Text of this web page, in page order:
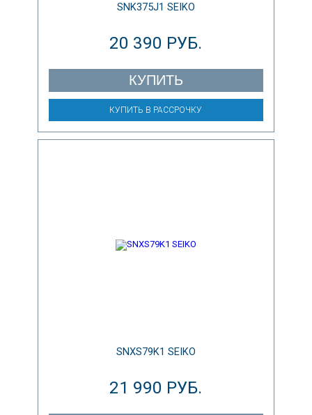
SNK375J1 SEIKO
20 390 РУБ.
КУПИТЬ
КУПИТЬ В РАССРОЧКУ
SNXS79K1 SEIKO
21 990 РУБ.